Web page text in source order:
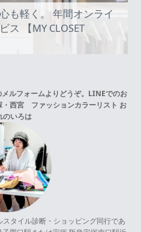
も軽く。 年間オンライ
ス 【MY CLOSET
メルフォームよりどうぞ。LINEでのお
・西宮 ファッションカラーリスト お
のいろは
タイル診断・ショッピング同行であ